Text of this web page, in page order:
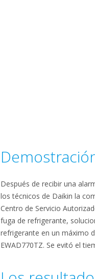
Después de recibir una
los técnicos de Daikin la
Centro de Servicio
fuga de refrigerante,
refrigerante en un máximo
EWAD770TZ. Se evitó el